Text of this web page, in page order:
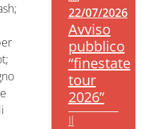
22/07/2026
Avviso
pubblico
“finestate
tour
2026”
Il